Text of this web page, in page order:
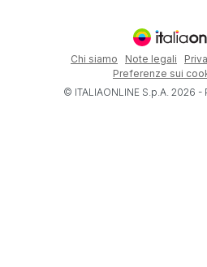
Chi siamo Note legali
Preferenze sui
© ITALIAONLINE S.p.A. 2026